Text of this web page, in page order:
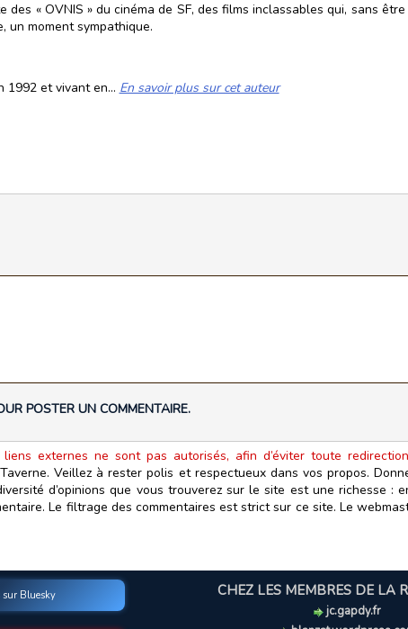
« OVNIS » du cinéma de SF, des films inclassables qui, sans
un moment sympathique.
1992 et vivant en... En savoir plus sur cet auteur
POSTER UN COMMENTAIRE.
liens externes ne sont pas autorisés, afin d’éviter toute
Veillez à rester polis et respectueux dans vos propos.
d’opinions que vous trouverez sur le site est une richesse :
Le filtrage des commentaires est strict sur ce site. Le
sur Bluesky CHEZ LES MEMBRES DE LA
jc.gapdy.fr